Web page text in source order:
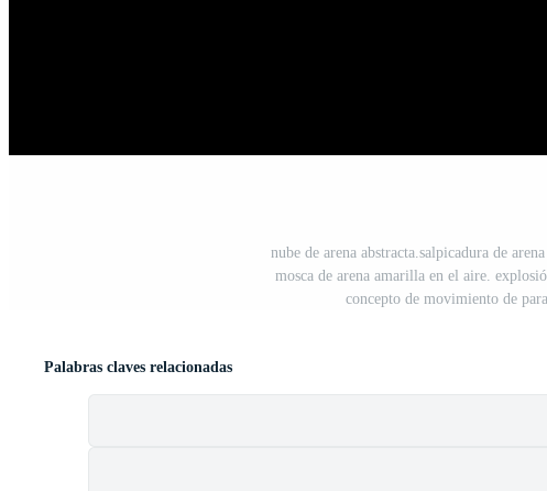
nube de arena abstracta.salpicadura de
mosca de arena amarilla en el aire.
concepto de movimiento de
Palabras claves relacionadas